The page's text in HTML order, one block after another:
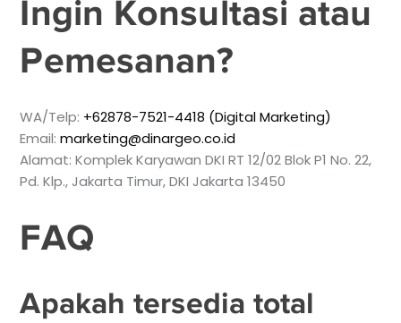
Ingin Konsultasi atau
Pemesanan?
WA/Telp: +62878-7521-4418 (Digital Marketing)
Email:marketing@dinargeo.co.id
Alamat: Komplek Karyawan DKI RT 12/02 Blok P1 No. 22,
Pd. Klp., Jakarta Timur, DKI Jakarta 13450
FAQ
Apakah tersedia total